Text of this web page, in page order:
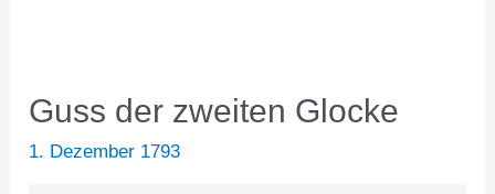
Guss der zweiten Glocke
1. Dezember 1793